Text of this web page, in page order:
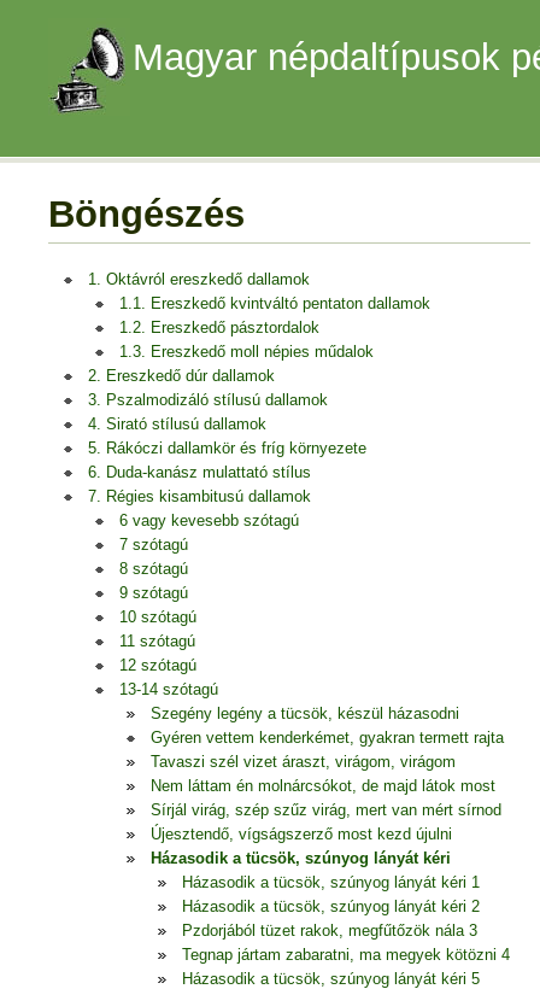
Magyar népdaltípusok
Böngészés
1. Oktávról ereszkedő dallamok
1.1. Ereszkedő kvintváltó pentaton dallamok
1.2. Ereszkedő pásztordalok
1.3. Ereszkedő moll népies műdalok
2. Ereszkedő dúr dallamok
3. Pszalmodizáló stílusú dallamok
4. Sirató stílusú dallamok
5. Rákóczi dallamkör és fríg környezete
6. Duda-kanász mulattató stílus
7. Régies kisambitusú dallamok
6 vagy kevesebb szótagú
7 szótagú
8 szótagú
9 szótagú
10 szótagú
11 szótagú
12 szótagú
13-14 szótagú
Szegény legény a tücsök, készül házasodni
Gyéren vettem kenderkémet, gyakran termett rajta
Tavaszi szél vizet áraszt, virágom, virágom
Nem láttam én molnárcsókot, de majd látok most
Sírjál virág, szép szűz virág, mert van mért sírnod
Újesztendő, vígságszerző most kezd újulni
Házasodik a tücsök, szúnyog lányát kéri
Házasodik a tücsök, szúnyog lányát kéri 1
Házasodik a tücsök, szúnyog lányát kéri 2
Pzdorjából tüzet rakok, megfűtőzök nála 3
Tegnap jártam zabaratni, ma megyek kötözni 4
Házasodik a tücsök, szúnyog lányát kéri 5